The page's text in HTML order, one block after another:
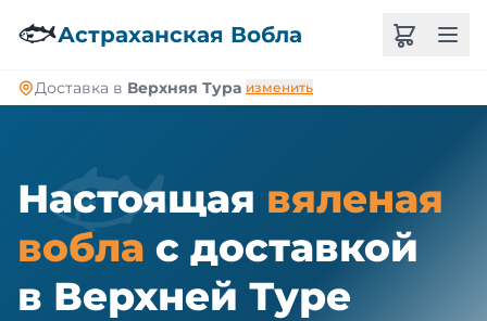
🐟Астраханская Вобла
Доставка в Верхняя Тура изменить
🐟
Настоящая вяленая
вобла с доставкой
в Верхней Туре